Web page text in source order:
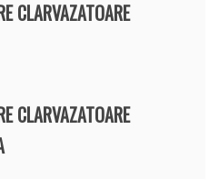
CLARVAZATOARE
CLARVAZATOARE